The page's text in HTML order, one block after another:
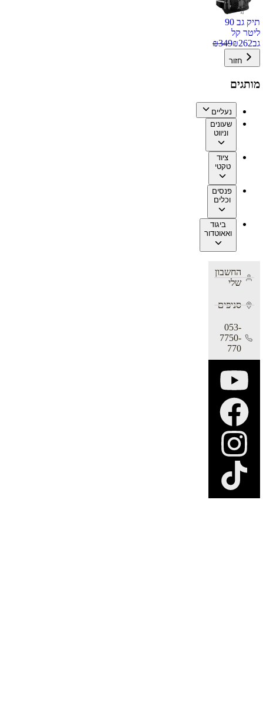
תיק גב 90
ליטר קל
גב
₪262
₪349
חזור
מותגים
נעליים
שעונים
וניווט
ציוד
טקטי
פנסים
וכלים
ביגוד
ואאוטדור
החשבון
שלי
סניפים
053-
7750-
770